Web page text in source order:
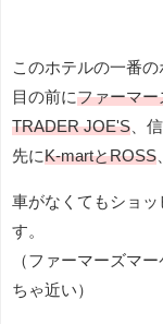
このホテルの一番
目の前にファーマ
TRADER JOE'S 、
先にK-martとROSS
車がなくてもショ
す。
（ファーマーズマ
ちゃ近い）